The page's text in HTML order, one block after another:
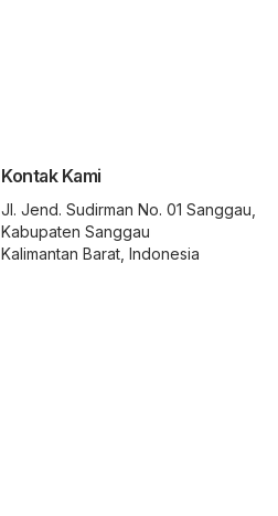
Kontak Kami
Jl. Jend. Sudirman No. 01 Sanggau,
Kabupaten Sanggau
Kalimantan Barat, Indonesia